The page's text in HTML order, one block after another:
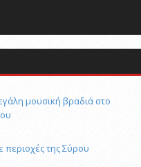
μουσική βραδιά στο
της Σύρου